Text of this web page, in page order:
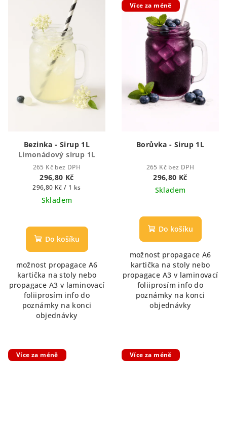
Bezinka - Sirup 1L
Limonádový sirup 1L
265 Kč bez DPH
296,80 Kč
Měrná
cena:
296,80 Kč / 1 ks
Skladem
hodnocení
produktu
z
5
hvězdiček.
Do košíku
možnost propagace A6
kartička na stoly nebo
propagace A3 v laminovací
foliiprosím info do
poznámky na konci
objednávky
Více za méně
Borůvka - Sirup 1L
265 Kč bez DPH
296,80 Kč
Skladem
Do košíku
možnost propagace A6
kartička na stoly nebo
propagace A3 v laminovací
foliiprosím info do
poznámky na konci
objednávky
Více za méně Více za méně